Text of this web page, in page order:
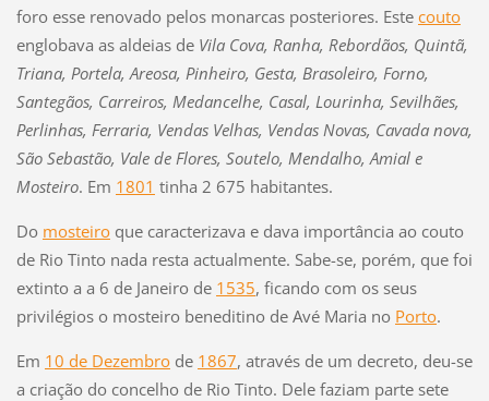
foro esse renovado pelos monarcas posteriores. Este couto
englobava as aldeias de Vila Cova, Ranha, Rebordãos, Quintã,
Triana, Portela, Areosa, Pinheiro, Gesta, Brasoleiro, Forno,
Santegãos, Carreiros, Medancelhe, Casal, Lourinha, Sevilhães,
Perlinhas, Ferraria, Vendas Velhas, Vendas Novas, Cavada nova,
São Sebastão, Vale deFlores, Soutelo, Mendalho, Amial e
Mosteiro. Em 1801 tinha 2 675 habitantes.
Do mosteiroque caracterizava e dava importância ao couto
de Rio Tinto nada resta actualmente. Sabe-se, porém, quefoi
extinto a a 6 de Janeiro de 1535, ficando com os seus
privilégios o mosteiro beneditino de Avé Maria no Porto.
Em 10 de Dezembrode 1867, através de um decreto, deu-se
a criação do concelho de Rio Tinto. Delefaziam parte sete